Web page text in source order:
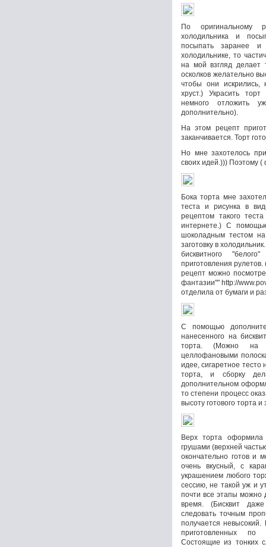
По оригинальному
холодильника и
посыпать заранее и
холодильнике, то
на мой взгляд
осколков желательно
чтобы они искрились,
хруст.) Украсить
немного отложить
дополнительно).
На этом рецепт
заканчивается. Торт
Но мне захотелось
своих идей.))) Поэтому (
Бока торта мне
теста и рисунка в
рецептом такого
интернете.) С
шоколадным тестом
заготовку в
бисквитного
приготовления
рецепт можно
фантазии"" http://
отделила от бумаги и
С помощью
нанесенного на
торта. (Можно на
целлофановыми
идее, сигаретное
торта, и сборку
дополнительном
то степени процесс
высоту готового торта
Верх торта
грушами (верхней
окончательно готов и
очень вкусный, с
украшением любого
сессию, не такой уж и
почти все этапы можно
время. (Бисквит
следовать точным
получается
приготовленных по
Состоящие из тонких